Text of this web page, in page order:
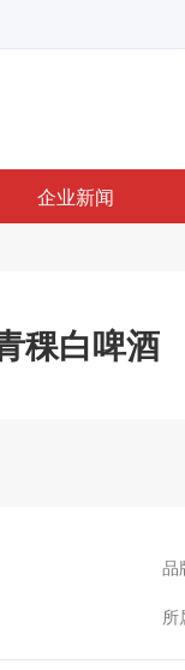
企业新闻
稞白啤酒
品
所